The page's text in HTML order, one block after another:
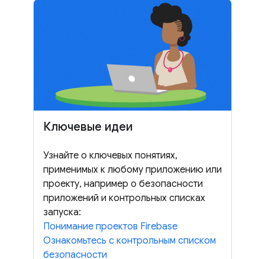
Ключевые идеи
Узнайте о ключевых понятиях,
применимых к любому приложению или
проекту, например о безопасности
приложений и контрольных списках
запуска:
Понимание проектов Firebase
Ознакомьтесь с контрольным списком
безопасности